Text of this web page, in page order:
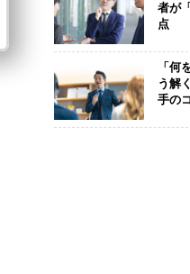
者が
点
「何
う解
手の